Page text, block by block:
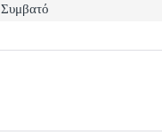
Συμβατό